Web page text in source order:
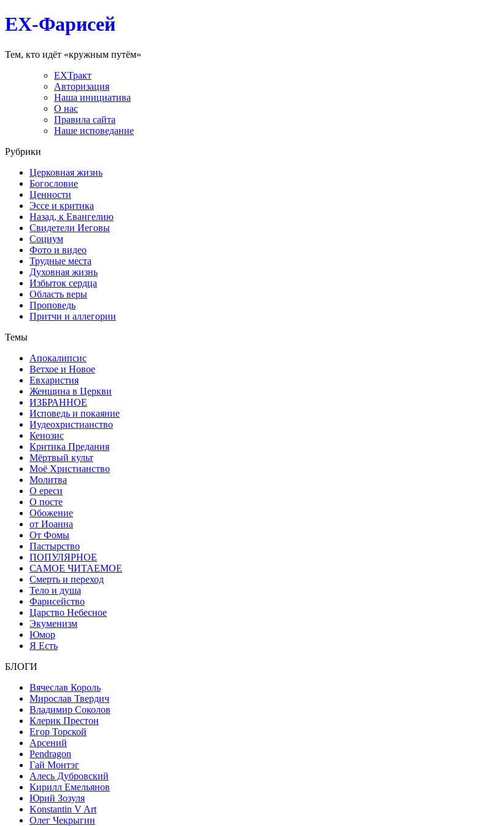
EX-Фарисей
Тем, кто идёт «кружным путём»
EXТракт
Авторизация
Наша инициатива
О нас
Правила сайта
Наше исповедание
Рубрики
Церковная жизнь
Богословие
Ценности
Эссе и критика
Назад, к Евангелию
Свидетели Иеговы
Социум
Фото и видео
Трудные места
Духовная жизнь
Избыток сердца
Область веры
Проповедь
Притчи и аллегории
Темы
Апокалипсис
Ветхое и Новое
Евхаристия
Женщина в Церкви
ИЗБРАННОЕ
Исповедь и покаяние
Иудеохристианство
Кенозис
Критика Предания
Мёртвый культ
Моё Христианство
Молитва
О ереси
О посте
Обожение
от Иоанна
От Фомы
Пастырство
ПОПУЛЯРНОЕ
САМОЕ ЧИТАЕМОЕ
Смерть и переход
Тело и душа
Фарисейство
Царство Небесное
Экуменизм
Юмор
Я Есть
БЛОГИ
Вячеслав Король
Мирослав Твердич
Владимир Соколов
Клерик Престон
Егор Topской
Арсений
Pendragon
Гай Монтэг
Алесь Дубровский
Кирилл Емельянов
Юрий Зозуля
Konstantin V Art
Олег Чекрыгин